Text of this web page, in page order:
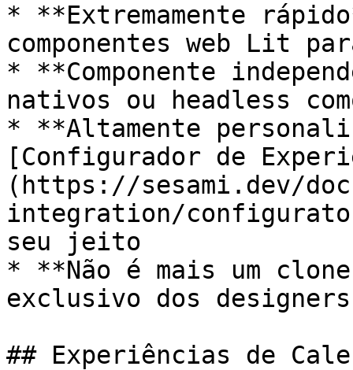
* **Extremamente
componentes web Lit
* **Componente
nativos ou headless
* **Altamente
[Configurador de
(https://sesami.dev/
integration/
seu jeito
* **Não é mais um
exclusivo dos designers
## Experiências de